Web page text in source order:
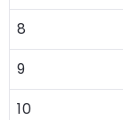
8
9
10